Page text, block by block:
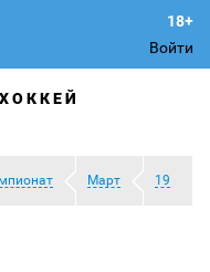
Войти
ХОККЕЙ
Март 19